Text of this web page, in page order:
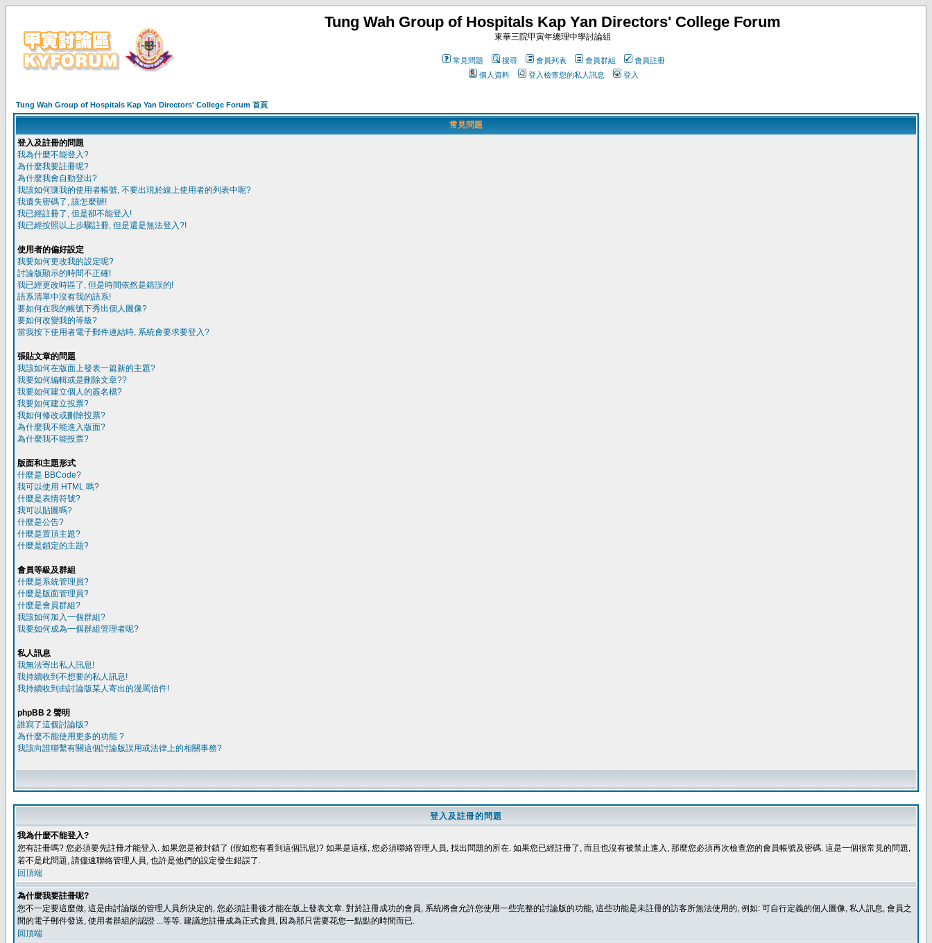
Tung Wah Group of Hospitals Kap Yan Directors' College Forum
東華三院甲寅年總理中學討論組
常見問題 搜尋 會員列表 會員群組
會員註冊
個人資料
登入檢查您的私人訊息 登入
Tung Wah Group of Hospitals Kap Yan Directors' College Forum 首頁
常見問題
登入及註冊的問題
我為什麼不能登入?
為什麼我要註冊呢?
為什麼我會自動登出?
我該如何讓我的使用者帳號, 不要出現於線上使用者的列表中呢?
我遺失密碼了, 該怎麼辦!
我已經註冊了, 但是卻不能登入!
我已經按照以上步驟註冊, 但是還是無法登入?!
使用者的偏好設定
我要如何更改我的設定呢?
討論版顯示的時間不正確!
我已經更改時區了, 但是時間依然是錯誤的!
語系清單中沒有我的語系!
要如何在我的帳號下秀出個人圖像?
要如何改變我的等級?
當我按下使用者電子郵件連結時, 系統會要求要登入?
張貼文章的問題
我該如何在版面上發表一篇新的主題?
我要如何編輯或是刪除文章??
我要如何建立個人的簽名檔?
我要如何建立投票?
我如何修改或刪除投票?
為什麼我不能進入版面?
為什麼我不能投票?
版面和主題形式
什麼是 BBCode?
我可以使用 HTML 嗎?
什麼是表情符號?
我可以貼圖嗎?
什麼是公告?
什麼是置頂主題?
什麼是鎖定的主題?
會員等級及群組
什麼是系統管理員?
什麼是版面管理員?
什麼是會員群組?
我該如何加入一個群組?
我要如何成為一個群組管理者呢?
私人訊息
我無法寄出私人訊息!
我持續收到不想要的私人訊息!
我持續收到由討論版某人寄出的漫罵信件!
phpBB 2 聲明
誰寫了這個討論版?
為什麼不能使用更多的功能 ?
我該向誰聯繫有關這個討論版誤用或法律上的相關事務?
登入及註冊的問題
我為什麼不能登入?
您有註冊嗎? 您必須要先註冊才能登入. 如果您是被封鎖了 (假如您有看到這個訊息)? 如果是這樣, 您必須聯絡管理人員, 找出問題的所在. 如果您已經註冊了, 而且也沒有被禁止進入, 那麼您必須再次檢查您的會員帳號及密碼. 這是一個很常見的問題,
若不是此問題, 請儘速聯絡管理人員, 也許是他們的設定發生錯誤了.
回頂端
為什麼我要註冊呢?
您不一定要這麼做, 這是由討論版的管理人員所決定的, 您必須註冊後才能在版上發表文章. 對於註冊成功的會員, 系統將會允許您使用一些完整的討論版的功能, 這些功能是未註冊的訪客所無法使用的, 例如: 可自行定義的個人圖像, 私人訊息, 會員之
間的電子郵件發送, 使用者群組的認證 ...等等. 建議您註冊成為正式會員, 因為那只需要花您一點點的時間而已.
回頂端